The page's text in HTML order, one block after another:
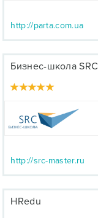
http://parta.com.ua
Бизнес-школа SRC
http://src-master.ru
HRedu